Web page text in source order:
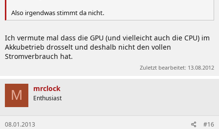
Also irgendwas stimmt da nicht.
Ich vermute mal dass die GPU (und vielleicht auch die CPU) im
Akkubetrieb drosselt und deshalb nicht den vollen
Stromverbrauch hat.
Zuletzt bearbeitet: 13.08.2012
M mrclock
Enthusiast
08.01.2013 #16